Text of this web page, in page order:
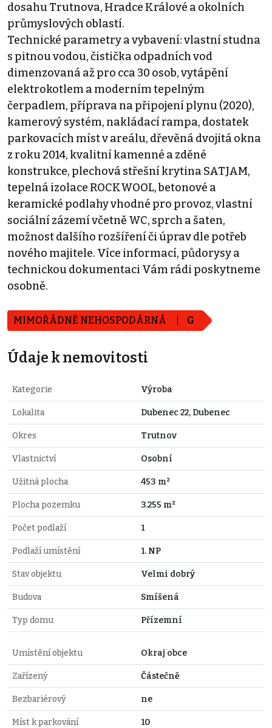
dosahu Trutnova, Hradce Králové a okolních
průmyslových oblastí.
Technické parametry a vybavení: vlastní studna
s pitnou vodou, čistička odpadních vod
dimenzovaná až pro cca 30 osob, vytápění
elektrokotlem a moderním tepelným
čerpadlem, příprava na připojení plynu (2020),
kamerový systém, nakládací rampa, dostatek
parkovacích míst v areálu, dřevěná dvojitá okna
z roku 2014, kvalitní kamenné a zděné
konstrukce, plechová střešní krytina SATJAM,
tepelná izolace ROCKWOOL, betonové a
keramické podlahy vhodné pro provoz, vlastní
sociální zázemí včetně WC, sprch a šaten,
možnost dalšího rozšíření či úprav dle potřeb
nového majitele. Více informací, půdorysy a
technickou dokumentaci Vám rádi poskytneme
osobně.
MIMOŘÁDNĚ NEHOSPODÁRNÁ G
Údaje k nemovitosti
Kategorie Výroba
Lokalita Dubenec 22, Dubenec
Okres Trutnov
Vlastnictví Osobní
Užitná plocha 453 m²
Plocha pozemku 3.255 m²
Počet podlaží 1
Podlaží umístění 1. NP
Stav objektu Velmi dobrý
Budova Smíšená
Typ domu Přízemní
Umístění objektu Okraj obce
Zařízený Částečně
Bezbariérový ne
Míst k parkování 10